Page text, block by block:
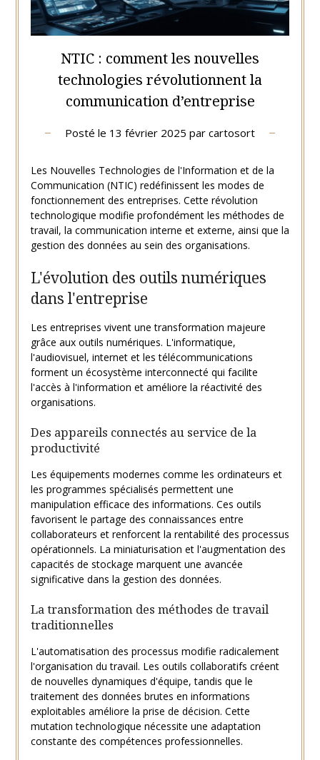
NTIC : comment les nouvelles
technologies révolutionnent la
communication d’entreprise
Posté le 13 février 2025 par cartosort
Les Nouvelles Technologies de l'Information et de la
Communication (NTIC) redéfinissent les modes de
fonctionnement des entreprises. Cette révolution
technologique modifie profondément les méthodes de
travail, la communication interne et externe, ainsi que la
gestion des données au sein des organisations.
L'évolution des outils numériques
dans l'entreprise
Les entreprises vivent une transformation majeure
grâce aux outils numériques. L'informatique,
l'audiovisuel, internet et les télécommunications
forment un écosystème interconnecté qui facilite
l'accès à l'information et améliore la réactivité des
organisations.
Des appareils connectés au service de la
productivité
Les équipements modernes comme les ordinateurs et
les programmes spécialisés permettent une
manipulation efficace des informations. Ces outils
favorisent le partage des connaissances entre
collaborateurs et renforcent la rentabilité des processus
opérationnels. La miniaturisation et l'augmentation des
capacités de stockage marquent une avancée
significative dans la gestion des données.
La transformation des méthodes de travail
traditionnelles
L'automatisation des processus modifie radicalement
l'organisation du travail. Les outils collaboratifs créent
de nouvelles dynamiques d'équipe, tandis que le
traitement des données brutes en informations
exploitables améliore la prise de décision. Cette
mutation technologique nécessite une adaptation
constante des compétences professionnelles.